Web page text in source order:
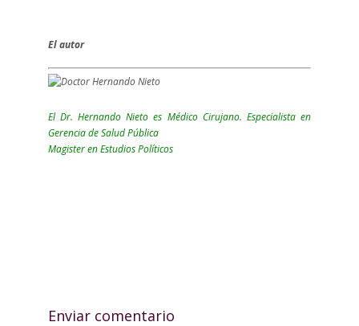
El autor
El Dr. Hernando Nieto es Médico Cirujano.Especialista en
Gerencia de Salud Pública
Magister en Estudios Políticos
Enviar comentario